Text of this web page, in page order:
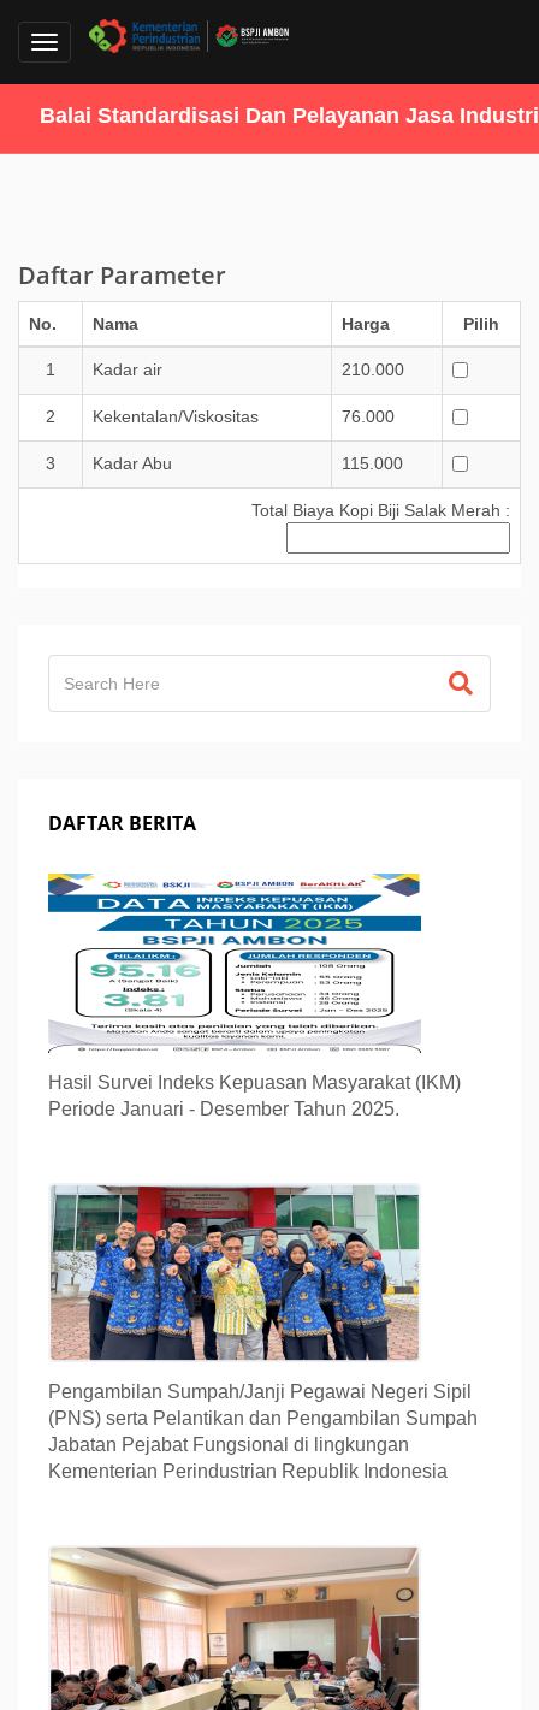
Toggle
Balai Standardisasi Dan Pelayanan Jasa Industri
Daftar Parameter
No. Nama Harga Pilih
1 Kadar air 210.000
2 Kekentalan/Viskositas 76.000
3 Kadar Abu 115.000
Total Biaya Kopi Biji Salak Merah :
DAFTAR BERITA
Hasil Survei Indeks Kepuasan Masyarakat (IKM)
Periode Januari - Desember Tahun 2025.
Pengambilan Sumpah/Janji Pegawai Negeri Sipil
(PNS) serta Pelantikan dan Pengambilan Sumpah
Jabatan Pejabat Fungsional di lingkungan
Kementerian Perindustrian Republik Indonesia